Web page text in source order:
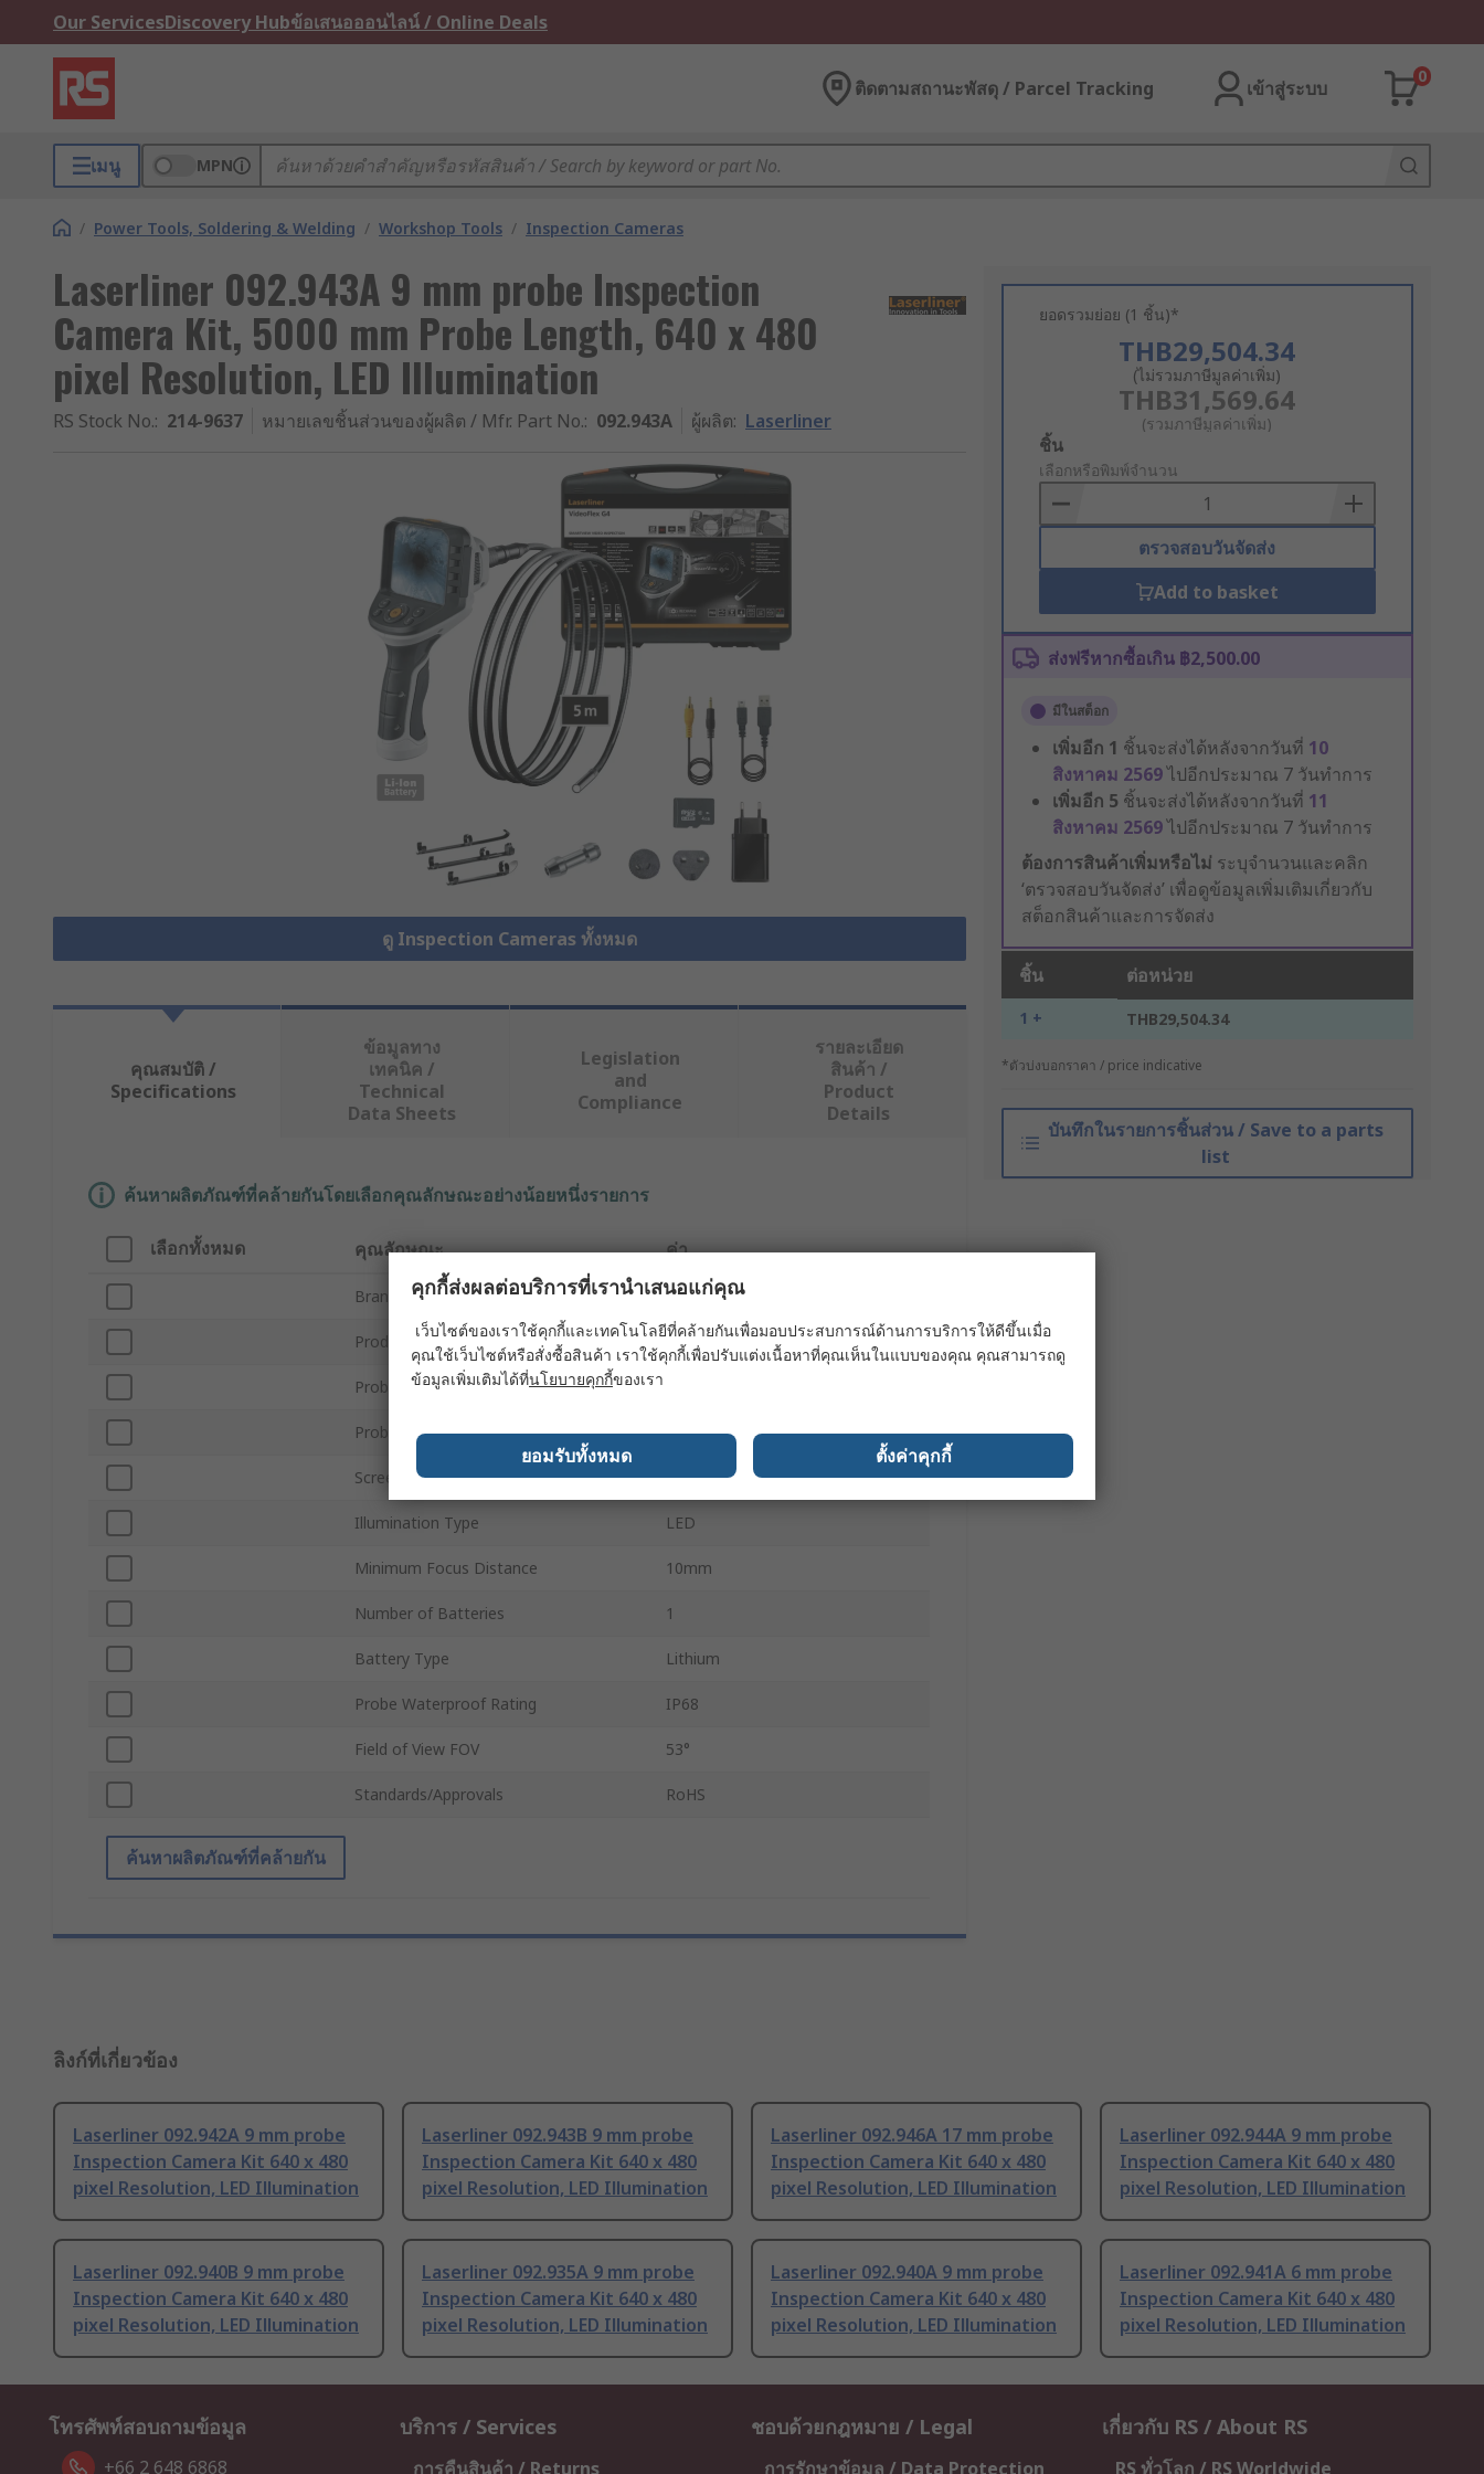
Our ServicesDiscovery Hubข้อเสนอออนไลน์ / Online Deals
ติดตามสถานะพัสดุ / Parcel Tracking เข้าสู่ระบบ
0
เมนู MPN
/ Power Tools, Soldering & Welding / Workshop Tools / Inspection Cameras
Laserliner 092.943A 9 mm probe Inspection
Camera Kit, 5000 mm Probe Length, 640 x 480
pixel Resolution, LED Illumination
RS Stock No.: 214-9637 หมายเลขชิ้นส่วนของผู้ผลิต / Mfr. Part No.: 092.943A ผู้ผลิต: Laserliner
ดู Inspection Cameras ทั้งหมด
ยอดรวมย่อย (1 ชิ้น)*
THB29,504.34
(ไม่รวมภาษีมูลค่าเพิ่ม)
THB31,569.64
(รวมภาษีมูลค่าเพิ่ม)
Add
to
Basket
ชิ้น
เลือกหรือพิมพ์จำนวน
ตรวจสอบวันจัดส่ง
Add to basket
ส่งฟรีหากซื้อเกิน ฿2,500.00
มีในสต็อก
เพิ่มอีก 1 ชิ้นจะส่งได้หลังจากวันที่ 10
สิงหาคม 2569ไปอีกประมาณ 7 วันทำการ
เพิ่มอีก 5 ชิ้นจะส่งได้หลังจากวันที่ 11
สิงหาคม 2569ไปอีกประมาณ 7 วันทำการ
ต้องการสินค้าเพิ่มหรือไม่ ระบุจำนวนและคลิก
‘ตรวจสอบวันจัดส่ง’ เพื่อดูข้อมูลเพิ่มเติมเกี่ยวกับ
สต็อกสินค้าและการจัดส่ง
ชิ้น ต่อหน่วย
1 + THB29,504.34
*ตัวบ่งบอกราคา / price indicative
บันทึกในรายการชิ้นส่วน / Save to a parts
list
คุณสมบัติ /
Specifications
ข้อมูลทาง
เทคนิค /
Technical
Data Sheets
Legislation
and
Compliance
รายละเอียด
สินค้า /
Product
Details
ค้นหาผลิตภัณฑ์ที่คล้ายกันโดยเลือกคุณลักษณะอย่างน้อยหนึ่งรายการ
เลือกทั้งหมด คุณลักษณะ ค่า
Brand Laserliner
Product Type Inspection Camera Kit
Probe Length
Probe Diameter 9mm
Screen Resolution 640 x 480 pixel
Illumination Type LED
Minimum Focus Distance 10mm
Number of Batteries 1
Battery Type Lithium
Probe Waterproof Rating IP68
Field of View FOV 53°
Standards/Approvals RoHS
ค้นหาผลิตภัณฑ์ที่คล้ายกัน
ลิงก์ที่เกี่ยวข้อง
Laserliner 092.942A 9 mm probe
Inspection Camera Kit 640 x 480
pixel Resolution, LED Illumination
Laserliner 092.943B 9 mm probe
Inspection Camera Kit 640 x 480
pixel Resolution, LED Illumination
Laserliner 092.946A 17 mm probe
Inspection Camera Kit 640 x 480
pixel Resolution, LED Illumination
Laserliner 092.944A 9 mm probe
Inspection Camera Kit 640 x 480
pixel Resolution, LED Illumination
Laserliner 092.940B 9 mm probe
Inspection Camera Kit 640 x 480
pixel Resolution, LED Illumination
Laserliner 092.935A 9 mm probe
Inspection Camera Kit 640 x 480
pixel Resolution, LED Illumination
Laserliner 092.940A 9 mm probe
Inspection Camera Kit 640 x 480
pixel Resolution, LED Illumination
Laserliner 092.941A 6 mm probe
Inspection Camera Kit 640 x 480
pixel Resolution, LED Illumination
โทรศัพท์สอบถามข้อมูล
+66 2 648 6868
บริการ / Services
การคืนสินค้า / Returns
ชอบด้วยกฎหมาย / Legal
การรักษาข้อมูล / Data Protection
เกี่ยวกับ RS / About RS
RS ทั่วโลก / RS Worldwide
คุกกี้ส่งผลต่อบริการที่เรานำเสนอแก่คุณ
เว็บไซต์ของเราใช้คุกกี้และเทคโนโลยีที่คล้ายกันเพื่อมอบประสบการณ์ด้านการบริการให้ดีขึ้นเมื่อ
คุณใช้เว็บไซต์หรือสั่งซื้อสินค้า เราใช้คุกกี้เพื่อปรับแต่งเนื้อหาที่คุณเห็นในแบบของคุณ คุณสามารถดู
ข้อมูลเพิ่มเติมได้ที่นโยบายคุกกี้ของเรา
ยอมรับทั้งหมด ตั้งค่าคุกกี้